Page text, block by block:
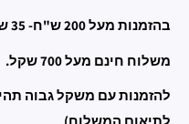
בהזמנות מעל 200 ש"ח- 35 שקלים.
משלוח חינם מעל 700 שקל.
להזמנות עם משקל גבוה